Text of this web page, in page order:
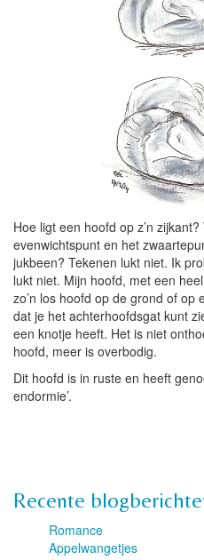
Hoe ligt een hoofd op z’n
evenwichtspunt en het
jukbeen? Tekenen lukt niet. Ik
lukt niet. Mijn hoofd, met een
zo’n los hoofd op de grond of op
dat je het achterhoofdsgat kunt
een knotje heeft. Het is niet
hoofd, meer is overbodig.
Dit hoofd is in ruste en heeft
endormie’.
Recente
Romance
Appelwangetjes